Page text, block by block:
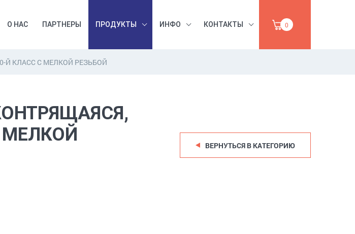
О НАС ПАРТНЕРЫ ПРОДУКТЫ
ФУРНИТУРА,
ЛЕНТЫ, ГВОЗДИ
БУМАГА,
РАСПРОДАЖА
ИНФО КОНТАКТЫ 0
Й КЛАСС C МЕЛКОЙ РЕЗЬБОЙ
МЕЛКОЙ
ВЕРНУТЬСЯ В КАТЕГОРИЮ